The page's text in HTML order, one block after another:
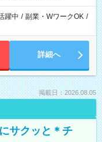
躍中 / 副業・WワークOK /
詳細へ
掲載日：2026.08.05
サクッと＊チ